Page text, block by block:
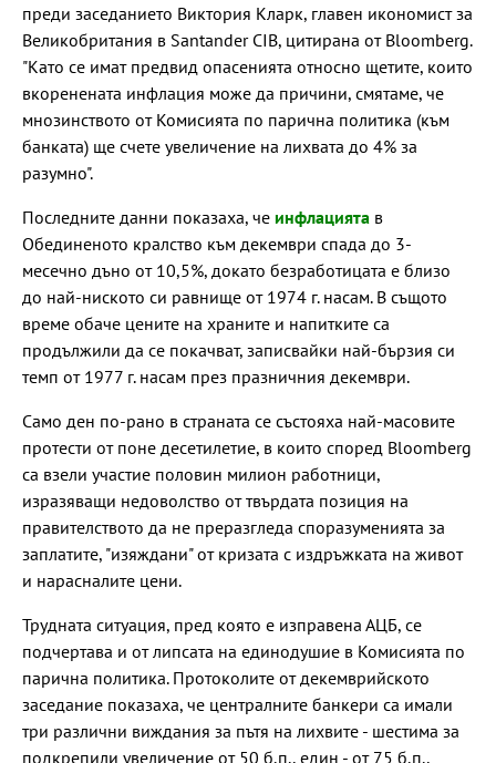
преди заседанието Виктория Кларк, главен икономист за
Великобритания в Santander CIB, цитирана от Bloomberg.
"Като се имат предвид опасенията относно щетите, които
вкоренената инфлация може да причини, смятаме, че
мнозинството от Комисията по парична политика (към
банката) ще счете увеличение на лихвата до 4% за
разумно".
Последните данни показаха, че инфлацията в
Обединеното кралство към декември спада до 3-
месечно дъно от 10,5%, докато безработицата е близо
до най-ниското си равнище от 1974 г. насам. В същото
време обаче цените на храните и напитките са
продължили да се покачват, записвайки най-бързия си
темп от 1977 г. насам през празничния декември.
Само ден по-рано в страната се състояха най-масовите
протести от поне десетилетие, в които според Bloomberg
са взели участие половин милион работници,
изразяващи недоволство от твърдата позиция на
правителството да не преразгледа споразуменията за
заплатите, "изяждани" от кризата с издръжката на живот
и нарасналите цени.
Трудната ситуация, пред която е изправена АЦБ, се
подчертава и от липсата на единодушие в Комисията по
парична политика. Протоколите от декемврийското
заседание показаха, че централните банкери са имали
три различни виждания за пътя на лихвите - шестима за
подкрепили увеличение от 50 б.п., един - от 75 б.п.,